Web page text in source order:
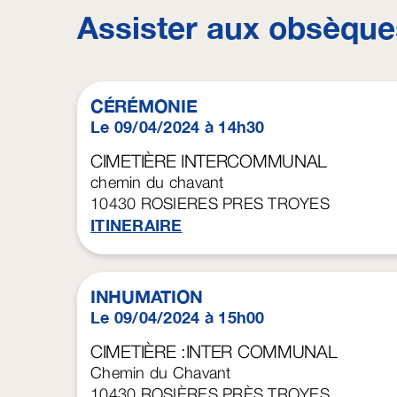
Assister aux
CÉRÉMONIE
Le 09/04/2024 à 14h30
CIMETIÈRE INTERCOMMUNAL
chemin du chavant
10430 ROSIERES PRES TROYES
ITINERAIRE
INHUMATION
Le 09/04/2024 à 15h00
CIMETIÈRE :INTER COMMUNAL
Chemin du Chavant